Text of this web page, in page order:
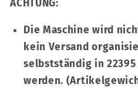
ACHTUNG:
Die Maschine wird
kein Versand
selbstständig in
werden.